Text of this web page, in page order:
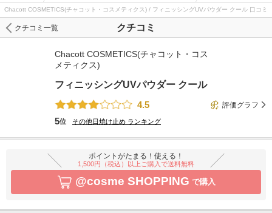
Chacott COSMETICS(チャコット・コスメティクス) / フィニッシングUVパウダー クール 口コミ
クチコミ
クチコミ一覧
Chacott COSMETICS(チャコット・コス
メティクス)
フィニッシングUVパウダー クール
4.5
評価グラフ
5位 その他日焼け止め ランキング
ポイントがたまる！使える！
1,500円（税込）以上ご購入で送料無料
@cosme SHOPPING で購入